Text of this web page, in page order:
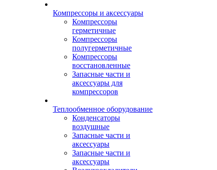
Компрессоры и аксессуары
Компрессоры
герметичные
Компрессоры
полугерметичные
Компрессоры
восстановленные
Запасные части и
аксессуары для
компрессоров
Теплообменное оборудование
Конденсаторы
воздушные
Запасные части и
аксессуары
Запасные части и
аксессуары